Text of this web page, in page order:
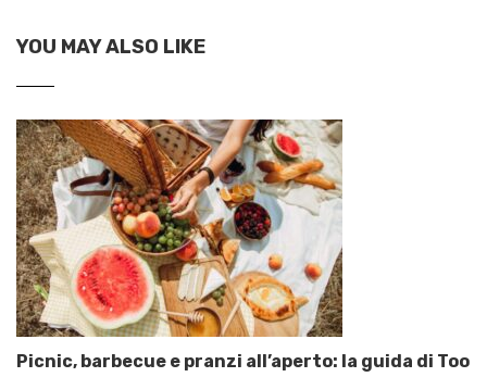
YOU MAY ALSO LIKE
Picnic, barbecue e pranzi all’aperto: la guida di Too